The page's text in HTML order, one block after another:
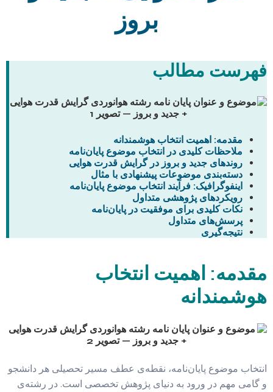
بروز
فهرست مطالب
مقدمه: اهمیت انتخاب هوشمندانه
ملاحظات کلیدی در انتخاب موضوع پایان‌نامه
روندهای جدید و بروز در گرایش قدرت هوایی
دسته‌بندی موضوعات پیشنهادی با مثال
اینفوگرافیک: فرآیند انتخاب موضوع پایان‌نامه
رویکردهای پژوهشی متداول
نکات کلیدی برای موفقیت در پایان‌نامه
پرسش‌های متداول
نتیجه‌گیری
مقدمه: اهمیت انتخاب
هوشمندانه
انتخاب موضوع پایان‌نامه، نقطه‌ی عطف مسیر تحصیلی هر دانشجو
و گامی مهم در ورود به دنیای پژوهش تخصصی است. در رشته‌ی